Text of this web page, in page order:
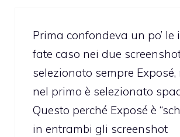
Prima confondeva un po’ le
fate caso nei due
selezionato sempre Exposé,
nel primo è selezionato
Questo perché Exposé è
in entrambi gli screenshot